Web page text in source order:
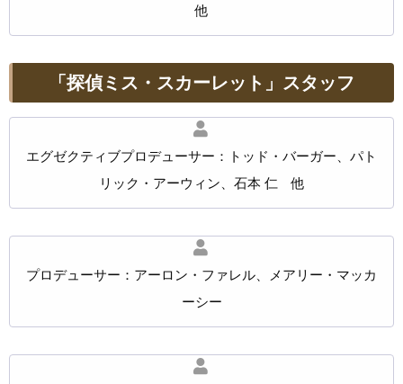
他
「探偵ミス・スカーレット」スタッフ
エグゼクティブプロデューサー：トッド・バーガー、パト
リック・アーウィン、石本 仁 他
プロデューサー：アーロン・ファレル、メアリー・マッカ
ーシー